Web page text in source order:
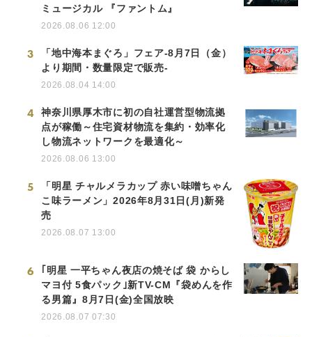
ミュージカル 『ファントム』
2026.08.06 12:00
3
「地中海本まぐろ」フェア-8月7日（金）
より期間・数量限定で販売-
2026.08.04 14:00
4
神奈川県厚木市に初の自社運営型物流拠
点が稼働～住宅資材物流を集約・効率化
し物流ネットワークを最適化～
2026.08.06 13:00
5
「明星 チャルメラカップ 赤い味噌ちゃん
こ味ラーメン」2026年8月31日(月)新発
売
2026.08.07 13:00
6
｢明星 一平ちゃん夜店の焼そば 袋 からし
マヨ付 5食パック｣新TV-CM『袋めんを作
る男篇』8月7日(金)全国放映
2026.08.07 07:30